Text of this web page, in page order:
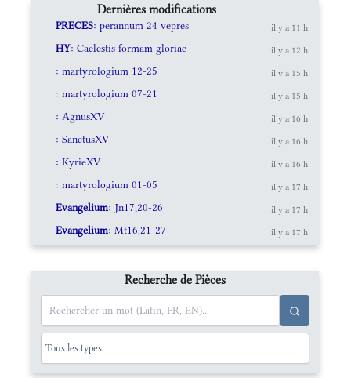
Dernières modifications
PRECES: perannum 24 vepres il y a 11 h
HY: Caelestis formam gloriae il y a 12 h
: martyrologium 12-25 il y a 15 h
: martyrologium 07-21 il y a 15 h
: AgnusXV il y a 16 h
: SanctusXV il y a 16 h
: KyrieXV il y a 16 h
: martyrologium 01-05 il y a 17 h
Evangelium: Jn17,20-26 il y a 17 h
Evangelium: Mt16,21-27 il y a 17 h
Recherche de Pièces